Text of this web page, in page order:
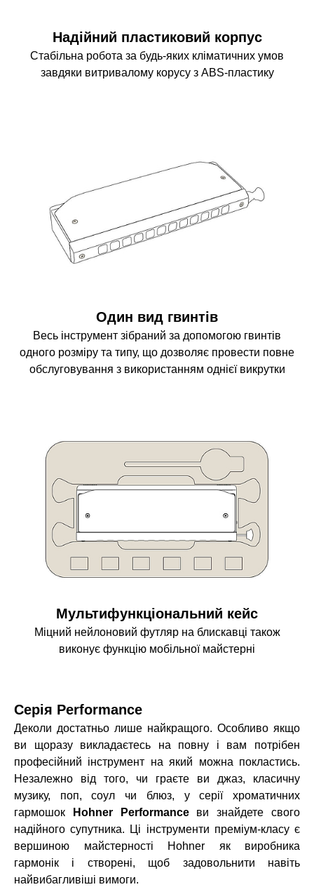
Надійний пластиковий корпус
Стабільна робота за будь-яких кліматичних умов
завдяки витривалому корусу з ABS-пластику
Один вид гвинтів
Весь інструмент зібраний за допомогою гвинтів
одного розміру та типу, що дозволяє провести повне
обслуговування з використанням однієї викрутки
Мультифункціональний кейс
Міцний нейлоновий футляр на блискавці також
виконує функцію мобільної майстерні
Серія Performance
Деколи достатньо лише найкращого. Особливо якщо
ви щоразу викладаєтесь на повну і вам потрібен
професійний інструмент на який можна покластись.
Незалежно від того, чи граєте ви джаз, класичну
музику, поп, соул чи блюз, у серії хроматичних
гармошок
Hohner Performanceви знайдете свого
надійного супутника. Ці інструменти преміум-класу є
вершиною майстерності Hohner як виробника
гармонік і створені, щоб задовольнити навіть
найвибагливіші вимоги.